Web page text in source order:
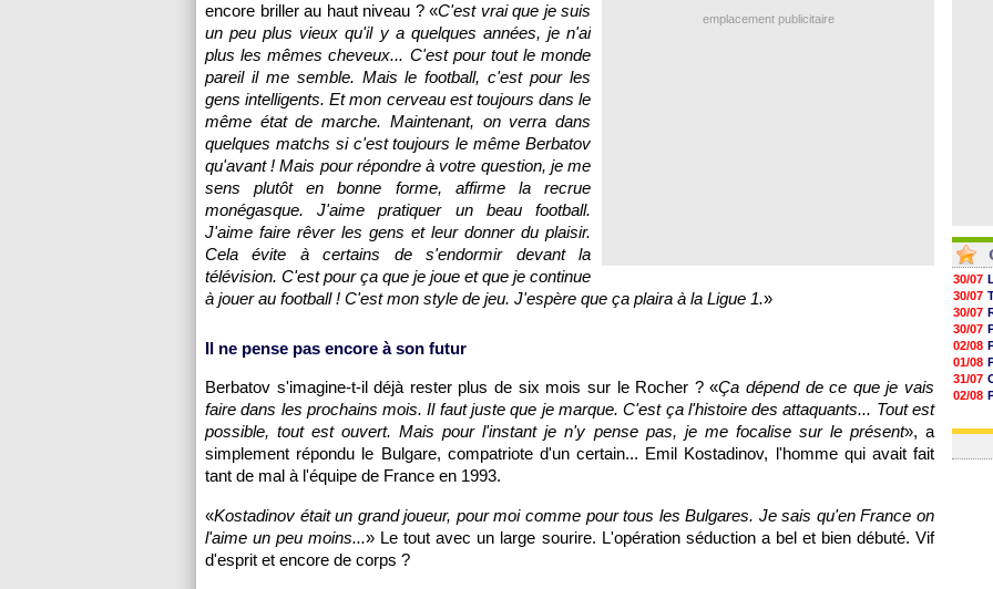
emplacement publicitaire
encore briller au haut niveau ? «C'est vrai que je suis
un peu plus vieux qu'il y a quelques années, je n'ai
plus les mêmes cheveux... C'est pour tout le monde
pareil il me semble. Mais le football, c'est pour les
gens intelligents. Et mon cerveau est toujours dans le
même état de marche. Maintenant, on verra dans
quelques matchs si c'est toujours le même Berbatov
qu'avant ! Mais pour répondre à votre question, je me
sens plutôt en bonne forme, affirme la recrue
monégasque. J'aime pratiquer un beau football.
J'aime faire rêver les gens et leur donner du plaisir.
Cela évite à certains de s'endormir devant la
télévision. C'est pour ça que je joue et que je continue
à jouer au football ! C'est mon style de jeu. J'espère que ça plaira à la Ligue 1.»
Il ne pense pas encore à son futur
Berbatov s'imagine-t-il déjà rester plus de six mois sur le Rocher ? «Ça dépend de ce que je vais
faire dans les prochains mois. Il faut juste que je marque. C'est ça l'histoire des attaquants... Tout est
possible, tout est ouvert. Mais pour l'instant je n'y pense pas, je me focalise sur le présent», a
simplement répondu le Bulgare, compatriote d'un certain... Emil Kostadinov, l'homme qui avait fait
tant de mal à l'équipe de France en 1993.
«Kostadinov était un grand joueur, pour moi comme pour tous les Bulgares. Je sais qu'en France on
l'aime un peu moins...» Le tout avec un large sourire. L'opération séduction a bel et bien débuté. Vif
d'esprit et encore de corps ?
30/07
30/07
30/07
30/07
02/08
01/08
31/07
02/08
03/08